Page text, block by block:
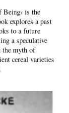
Being‹ is the
explores a past
to a future
a speculative
the myth of
cereal varieties